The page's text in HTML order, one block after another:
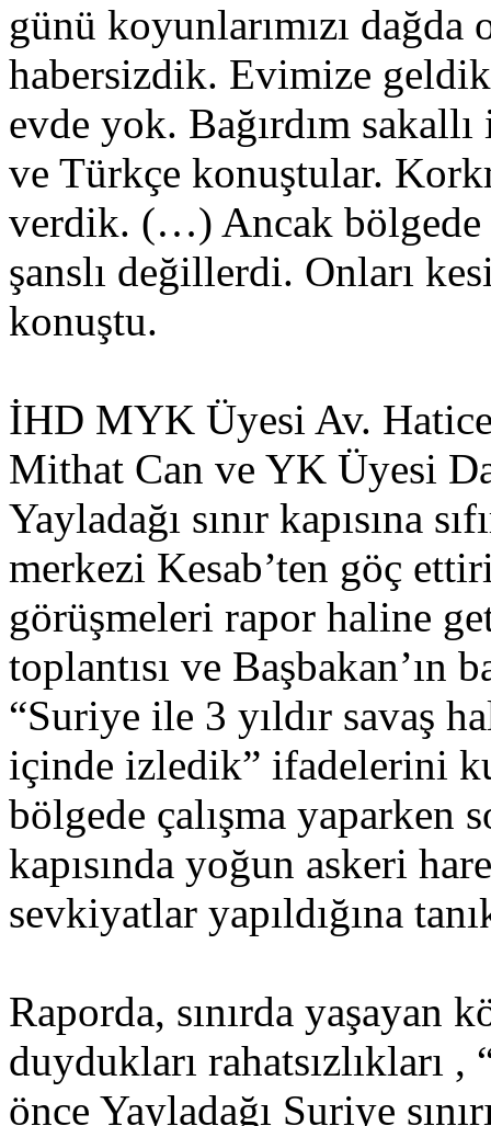
günü koyunlarımızı
habersizdik. Evimize
evde yok. Bağırdım
ve Türkçe konuştular.
verdik. (…) Ancak bölgede
şanslı değillerdi. Onları
konuştu.
İHD MYK Üyesi Av.
Mithat Can ve YK Üyesi
Yayladağı sınır kapısına
merkezi Kesab’ten göç
görüşmeleri rapor haline
toplantısı ve Başbakan’ın
“Suriye ile 3 yıldır savaş
içinde izledik” ifadelerini
bölgede çalışma yaparken
kapısında yoğun askeri
sevkiyatlar yapıldığına
Raporda, sınırda
duydukları rahatsızlıkları
önce Yayladağı Suriye